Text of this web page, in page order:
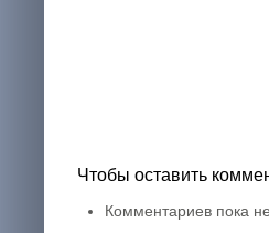
Чтобы оставить
Комментариев пока